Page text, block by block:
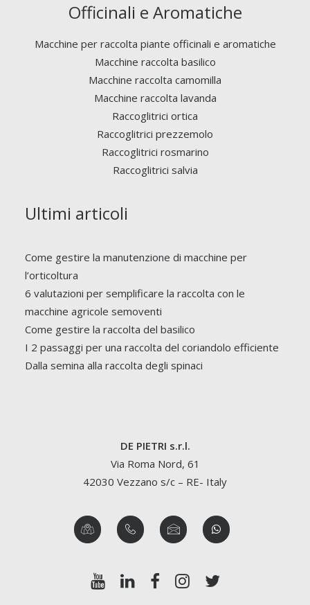
Officinali e Aromatiche
Macchine per raccolta piante officinali e aromatiche
Macchine raccolta basilico
Macchine raccolta camomilla
Macchine raccolta lavanda
Raccoglitrici ortica
Raccoglitrici prezzemolo
Raccoglitrici rosmarino
Raccoglitrici salvia
Ultimi articoli
Come gestire la manutenzione di macchine per
l’orticoltura
6 valutazioni per semplificare la raccolta con le
macchine agricole semoventi
Come gestire la raccolta del basilico
I 2 passaggi per una raccolta del coriandolo efficiente
Dalla semina alla raccolta degli spinaci
DE PIETRI s.r.l.
Via Roma Nord, 61
42030 Vezzano s/c – RE- Italy